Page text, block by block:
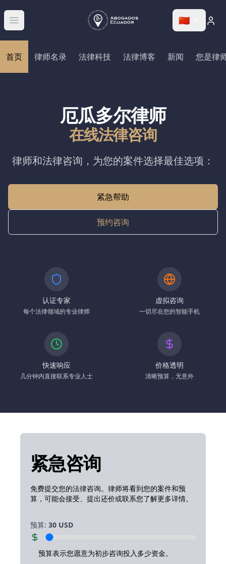
Abrir menú 🇨🇳
首页 律师名录 法律科技 法律博客 新闻 您是律
厄瓜多尔律师
在线法律咨询
律师和法律咨询，为您的案件选择最佳选项：
紧急帮助
预约咨询
认证专家
每个法律领域的专业律师
虚拟咨询
一切尽在您的智能手机
快速响应
几分钟内直接联系专业人士
价格透明
清晰预算，无意外
紧急咨询
免费提交您的法律咨询。律师将看到您的案件和预
算，可能会接受、提出还价或联系您了解更多详情。
预算: 30 USD
预算表示您愿意为初步咨询投入多少资金。